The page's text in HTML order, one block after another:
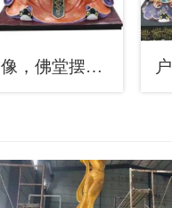
指定三官大帝神像，佛堂摆放，铸铜三官大帝神像制作